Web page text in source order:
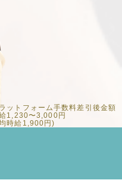
ットフォーム手数料差引後金額
1,230〜3,000円
時給1,900円)